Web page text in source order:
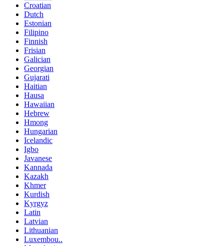
Croatian
Dutch
Estonian
Filipino
Finnish
Frisian
Galician
Georgian
Gujarati
Haitian
Hausa
Hawaiian
Hebrew
Hmong
Hungarian
Icelandic
Igbo
Javanese
Kannada
Kazakh
Khmer
Kurdish
Kyrgyz
Latin
Latvian
Lithuanian
Luxembou..